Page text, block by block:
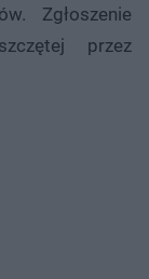
Zgłoszenie
przez